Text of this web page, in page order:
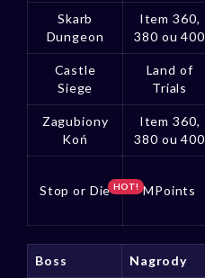
Skarb
Dungeon
Item 360,
380 ou 400
Castle
Siege
Land of
Trials
Zagubiony
Koń
Item 360,
380 ou 400
Stop or Die HOT! MPoints
Boss Nagrody